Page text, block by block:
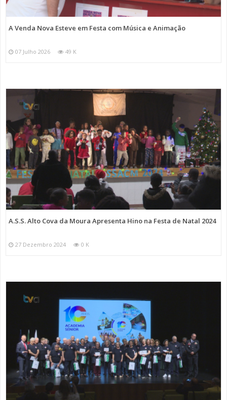
A Venda Nova Esteve em Festa com Música e Animação
07 Julho 2026 49 K
A.S.S. Alto Cova da Moura Apresenta Hino na Festa de Natal 2024
27 Dezembro 2024 0 K